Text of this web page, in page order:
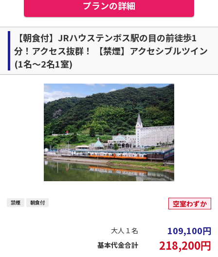
プランの詳細
【朝食付】JRハウステンボス駅の目の前徒歩1
分！アクセス抜群！ 【禁煙】アクセシブルツイン
(1名～2名1室)
禁煙 朝食付 空室わずか
大人１名 109,100円
基本代金合計 218,200円